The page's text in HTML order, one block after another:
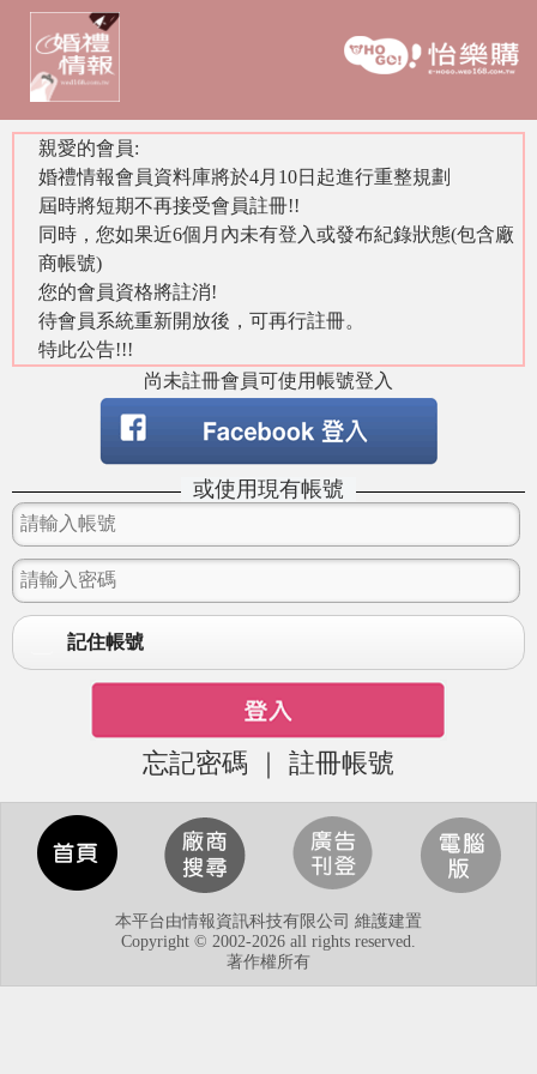
親愛的會員:
婚禮情報會員資料庫將於4月10日起進行重整規劃
屆時將短期不再接受會員註冊!!
同時，您如果近6個月內未有登入或發布紀錄狀態(包含廠
商帳號)
您的會員資格將註消!
待會員系統重新開放後，可再行註冊。
特此公告!!!
尚未註冊會員可使用帳號登入
或使用現有帳號
記住帳號
忘記密碼 ｜ 註冊帳號
本平台由情報資訊科技有限公司 維護建置
Copyright © 2002-2026 all rights reserved.
著作權所有